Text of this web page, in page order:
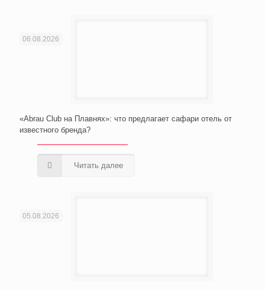
06.08.2026
«Abrau Club на Плавнях»: что предлагает сафари отель от
известного бренда?
Читать далее
05.08.2026